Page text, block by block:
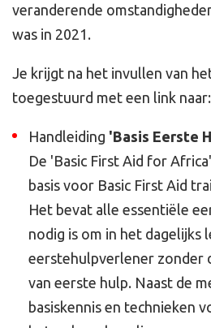
veranderende
was in 2021.
Je krijgt na het invullen van
toegestuurd met een link naar:
Handleiding 'Basis Eerste
De 'Basic First Aid for
basis voor Basic First Aid
Het bevat alle essentiële
nodig is om in het dagelijks
eerstehulpverlener zonder
van eerste hulp. Naast de
basiskennis en technieken